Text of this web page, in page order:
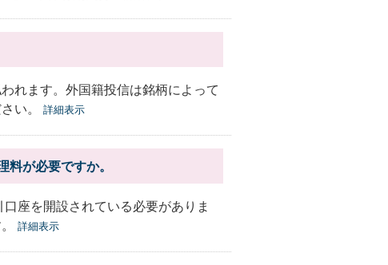
れます。外国籍投信は銘柄によって
い。
詳細表示
が必要ですか。
座を開設されている必要がありま
詳細表示